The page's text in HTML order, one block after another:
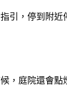
，停到附
，庭院還會